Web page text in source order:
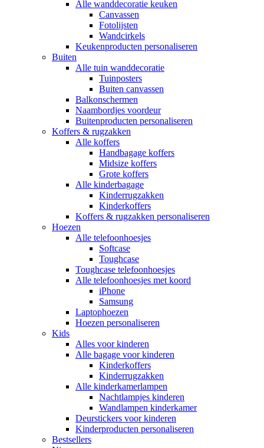
Alle wanddecoratie keuken
Canvassen
Fotolijsten
Wandcirkels
Keukenproducten personaliseren
Buiten
Alle tuin wanddecoratie
Tuinposters
Buiten canvassen
Balkonschermen
Naambordjes voordeur
Buitenproducten personaliseren
Koffers & rugzakken
Alle koffers
Handbagage koffers
Midsize koffers
Grote koffers
Alle kinderbagage
Kinderrugzakken
Kinderkoffers
Koffers & rugzakken personaliseren
Hoezen
Alle telefoonhoesjes
Softcase
Toughcase
Toughcase telefoonhoesjes
Alle telefoonhoesjes met koord
iPhone
Samsung
Laptophoezen
Hoezen personaliseren
Kids
Alles voor kinderen
Alle bagage voor kinderen
Kinderkoffers
Kinderrugzakken
Alle kinderkamerlampen
Nachtlampjes kinderen
Wandlampen kinderkamer
Deurstickers voor kinderen
Kinderproducten personaliseren
Bestsellers